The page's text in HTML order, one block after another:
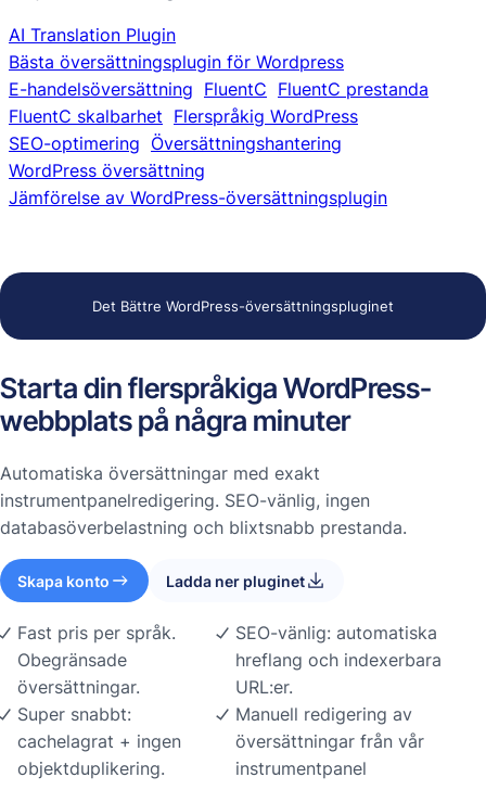
AI Translation Plugin
Bästa översättningsplugin för Wordpress
E-handelsöversättning FluentC FluentC prestanda
FluentC skalbarhet Flerspråkig WordPress
SEO-optimering Översättningshantering
WordPress översättning
Jämförelse av WordPress-översättningsplugin
Det Bättre WordPress-översättningspluginet
Starta din flerspråkiga WordPress-
webbplats på några minuter
Automatiska översättningar med exakt
instrumentpanelredigering. SEO-vänlig, ingen
databasöverbelastning och blixtsnabb prestanda.
Skapa konto Ladda ner pluginet
Fast pris per språk.
Obegränsade
översättningar.
Super snabbt:
cachelagrat + ingen
objektduplikering.
SEO-vänlig: automatiska
hreflang och indexerbara
URL:er.
Manuell redigering av
översättningar från vår
instrumentpanel